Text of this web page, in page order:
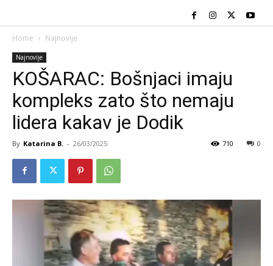
Home Najnovije
Najnovije
KOŠARAC: Bošnjaci imaju
kompleks zato što nemaju
lidera kakav je Dodik
By Katarina B. - 26/03/2025 0
710